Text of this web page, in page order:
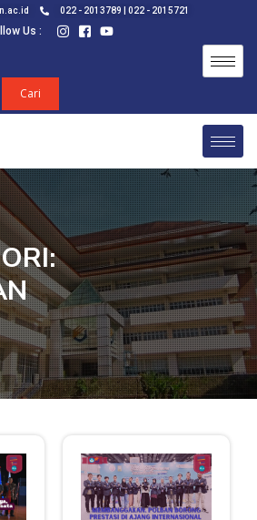
022 - 2013789 | 022 - 2015721
Us :